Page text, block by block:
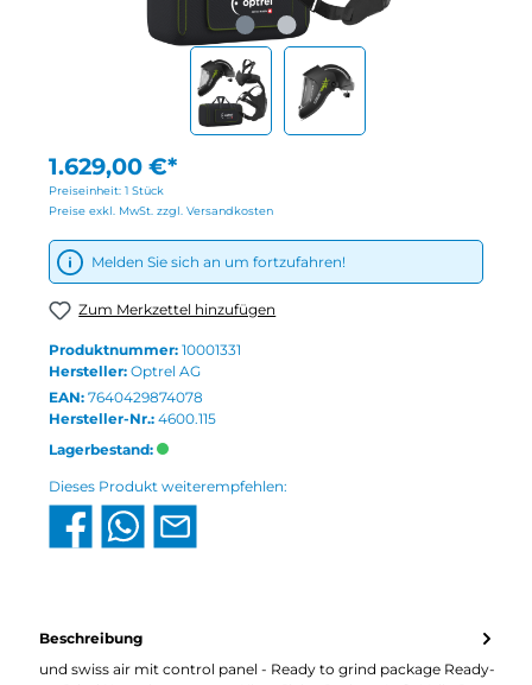
1.629,00 €*
Preiseinheit: 1 Stück
Preise exkl. MwSt. zzgl. Versandkosten
Melden Sie sich an um fortzufahren!
Zum Merkzettel hinzufügen
Produktnummer: 10001331
Hersteller: Optrel AG
EAN: 7640429874078
Hersteller-Nr.: 4600.115
Lagerbestand:
Dieses Produkt weiterempfehlen:
Beschreibung
und swiss air mit control panel - Ready to grind package Ready-